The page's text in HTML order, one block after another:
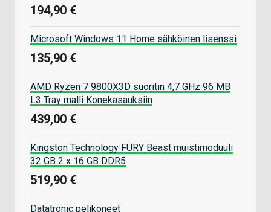
194,90 €
Microsoft Windows 11 Home sähköinen lisenssi
135,90 €
AMD Ryzen 7 9800X3D suoritin 4,7 GHz 96 MB
L3 Tray malli Konekasauksiin
439,00 €
Kingston Technology FURY Beast muistimoduuli
32 GB 2 x 16 GB DDR5
519,90 €
Datatronic pelikoneet